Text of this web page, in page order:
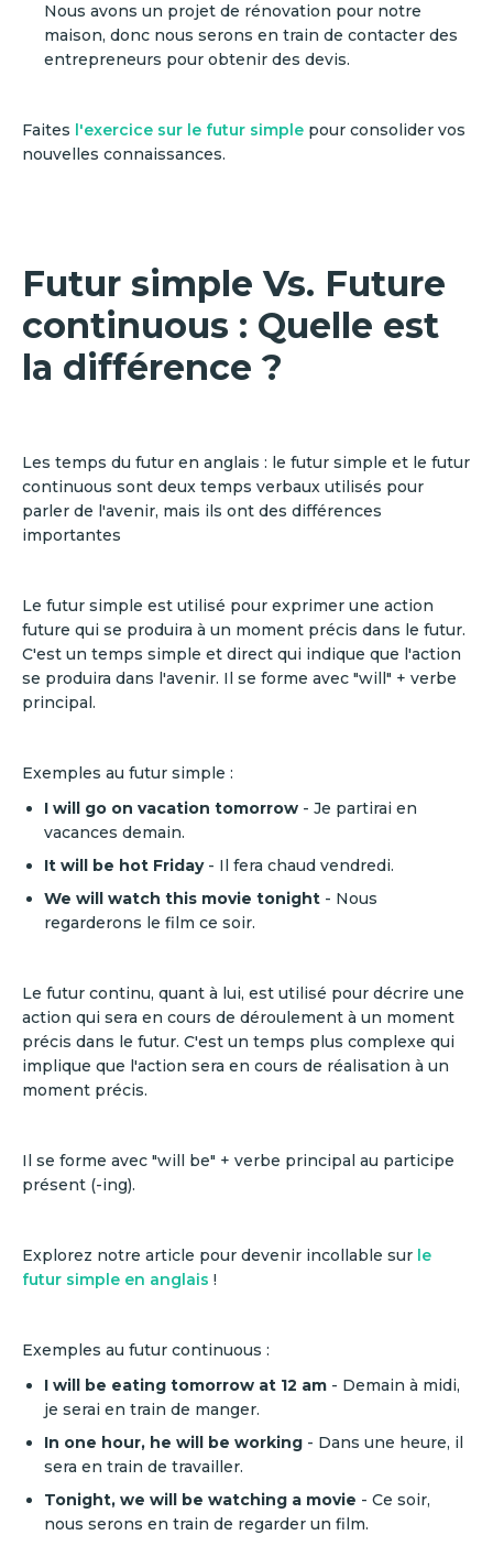
Nous avons un projet de rénovation pour notre
maison, donc nous serons en train de contacter des
entrepreneurs pour obtenir des devis.
Faites l'exercice sur le futur simple pour consolider vos
nouvelles connaissances.
Futur simple Vs. Future
continuous : Quelle est
la différence ?
Les temps du futur en anglais : le futur simple et le futur
continuous sont deux temps verbaux utilisés pour
parler de l'avenir, mais ils ont des différences
importantes
Le futur simple est utilisé pour exprimer une action
future qui se produira à un moment précis dans le futur.
C'est un temps simple et direct qui indique que l'action
se produira dans l'avenir. Il se forme avec "will" + verbe
principal.
Exemples au futur simple :
I will go on vacation tomorrow - Je partirai en
vacances demain.
It will be hot Friday - Il fera chaud vendredi.
We will watch this movie tonight - Nous
regarderons le film ce soir.
Le futur continu, quant à lui, est utilisé pour décrire une
action qui sera en cours de déroulement à un moment
précis dans le futur. C'est un temps plus complexe qui
implique que l'action sera en cours de réalisation à un
moment précis.
Il se forme avec "will be" + verbe principal au participe
présent (-ing).
Explorez notre article pour devenir incollable sur le
futur simple en anglais !
Exemples au futur continuous :
I will be eating tomorrow at 12 am - Demain à midi,
je serai en train de manger.
In one hour, he will be working - Dans une heure, il
sera en train de travailler.
Tonight, we will be watching a movie - Ce soir,
nous serons en train de regarder un film.